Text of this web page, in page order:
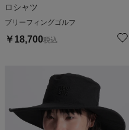
ロシャツ
ブリーフィングゴルフ
￥ 18,700税込